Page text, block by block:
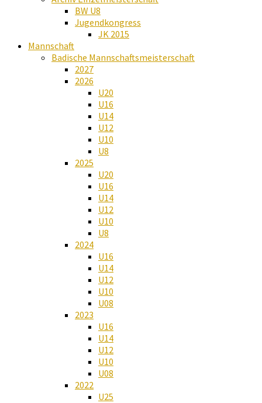
BW U8
Jugendkongress
JK 2015
Mannschaft
Badische Mannschaftsmeisterschaft
2027
2026
U20
U16
U14
U12
U10
U8
2025
U20
U16
U14
U12
U10
U8
2024
U16
U14
U12
U10
U08
2023
U16
U14
U12
U10
U08
2022
U25